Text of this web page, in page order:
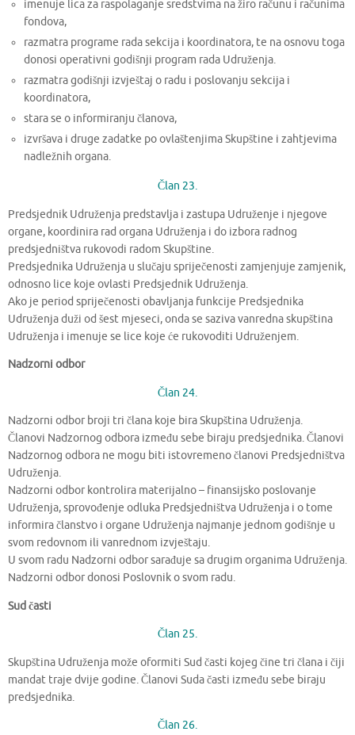
imenuje lica za raspolaganje sredstvima na žiro računu i računima
fondova,
razmatra programe rada sekcija i koordinatora, te na osnovu toga
donosi operativni godišnji program rada Udruženja.
razmatra godišnji izvještaj o radu i poslovanju sekcija i
koordinatora,
stara se o informiranju članova,
izvršava i druge zadatke po ovlaštenjima Skupštine i zahtjevima
nadležnih organa.
Član 23.
Predsjednik Udruženja predstavlja i zastupa Udruženje i njegove
organe, koordinira rad organa Udruženja i do izbora radnog
predsjedništva rukovodi radom Skupštine.
Predsjednika Udruženja u slučaju spriječenosti zamjenjuje zamjenik,
odnosno lice koje ovlasti Predsjednik Udruženja.
Ako je period spriječenosti obavljanja funkcije Predsjednika
Udruženja duži od šest mjeseci, onda se saziva vanredna skupština
Udruženja i imenuje se lice koje će rukovoditi Udruženjem.
Nadzorni odbor
Član 24.
Nadzorni odbor broji tri člana koje bira Skupština Udruženja.
Članovi Nadzornog odbora između sebe biraju predsjednika. Članovi
Nadzornog odbora ne mogu biti istovremeno članovi Predsjedništva
Udruženja.
Nadzorni odbor kontrolira materijalno – finansijsko poslovanje
Udruženja, sprovođenje odluka Predsjedništva Udruženja i o tome
informira članstvo i organe Udruženja najmanje jednom godišnje u
svom redovnom ili vanrednom izvještaju.
U svom radu Nadzorni odbor sarađuje sa drugim organima Udruženja.
Nadzorni odbor donosi Poslovnik o svom radu.
Sud časti
Član 25.
Skupština Udruženja može oformiti Sud časti kojeg čine tri člana i čiji
mandat traje dvije godine. Članovi Suda časti između sebe biraju
predsjednika.
Član 26.